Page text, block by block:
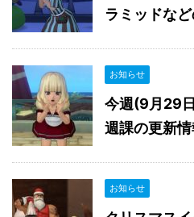
ラミッドな
お知らせ
今週(9月29
週課の更新
お知らせ